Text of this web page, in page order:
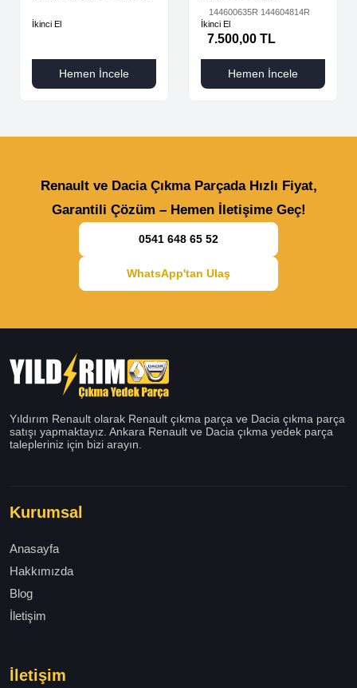
144967867R-
İkinci El
Hemen İncele
144600635R 144604814R
İkinci El
7.500,00 TL
Hemen İncele
Renault ve Dacia Çıkma Parçada Hızlı Fiyat,
Garantili Çözüm – Hemen İletişime Geç!
0541 648 65 52
WhatsApp'tan Ulaş
Yıldırım Renault olarak Renault çıkma parça ve Dacia çıkma parça
satışı yapmaktayız. Ankara Renault ve Dacia çıkma yedek parça
talepleriniz için bizi arayın.
Kurumsal
Anasayfa
Hakkımızda
Blog
İletişim
İletişim